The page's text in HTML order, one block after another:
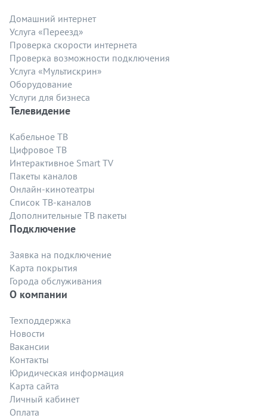
Домашний интернет
Услуга «Переезд»
Проверка скорости интернета
Проверка возможности подключения
Услуга «Мультискрин»
Оборудование
Услуги для бизнеса
Телевидение
Кабельное ТВ
Цифровое ТВ
Интерактивное Smart TV
Пакеты каналов
Онлайн-кинотеатры
Список ТВ-каналов
Дополнительные ТВ пакеты
Подключение
Заявка на подключение
Карта покрытия
Города обслуживания
О компании
Техподдержка
Новости
Вакансии
Контакты
Юридическая информация
Карта сайта
Личный кабинет
Оплата